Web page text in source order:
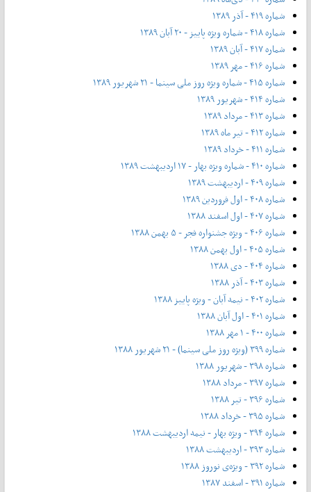
شماره ۴۱۹ - آذر ۱۳۸۹
شماره ۴۱۸ - شماره ویژه پاییز - ۲۰ آبان ۱۳۸۹
شماره ۴۱۷ - آبان ۱۳۸۹
شماره ۴۱۶ - مهر ۱۳۸۹
شماره ۴۱۵ - شماره ویژه روز ملی سینما - ۲۱ شهریور ۱۳۸۹
شماره ۴۱۴ - شهریور ۱۳۸۹
شماره ۴۱۳ - مرداد ۱۳۸۹
شماره ۴۱۲ - تیر ماه ۱۳۸۹
شماره ۴۱۱ - خرداد ۱۳۸۹
شماره ۴۱۰ - شماره ویژه بهار - ۱۷ اردیبهشت ۱۳۸۹
شماره ۴۰۹ - اردیبهشت ۱۳۸۹
شماره ۴۰۸ - اول فروردین ۱۳۸۹
شماره ۴۰۷ - اول اسفند ۱۳۸۸
شماره ۴۰۶ - ویژه جشنواره فجر - ۵ بهمن ۱۳۸۸
شماره ۴۰۵ - اول بهمن ۱۳۸۸
شماره ۴۰۴ - دی ۱۳۸۸
شماره ۴۰۳ - آذر ۱۳۸۸
شماره ۴۰۲ - نیمه آبان - ویژه پاییز ۱۳۸۸
شماره ۴۰۱ - اول آبان ۱۳۸۸
شماره ۴۰۰ - ۱ مهر ۱۳۸۸
شماره ۳۹۹ (ویژه روز ملی سینما) - ۲۱ شهریور ۱۳۸۸
شماره ۳۹۸ - شهریور ۱۳۸۸
شماره ۳۹۷ - مرداد ۱۳۸۸
شماره ۳۹۶ - تیر ۱۳۸۸
شماره ۳۹۵ - خرداد ۱۳۸۸
شماره ۳۹۴ - ویژه بهار - نیمه‌ اردیبهشت ۱۳۸۸
شماره ۳۹۳ - اردیبهشت ۱۳۸۸
شماره ۳۹۲ - ویژه‌ی نوروز ۱۳۸۸
شماره ۳۹۱ - اسفند ۱۳۸۷